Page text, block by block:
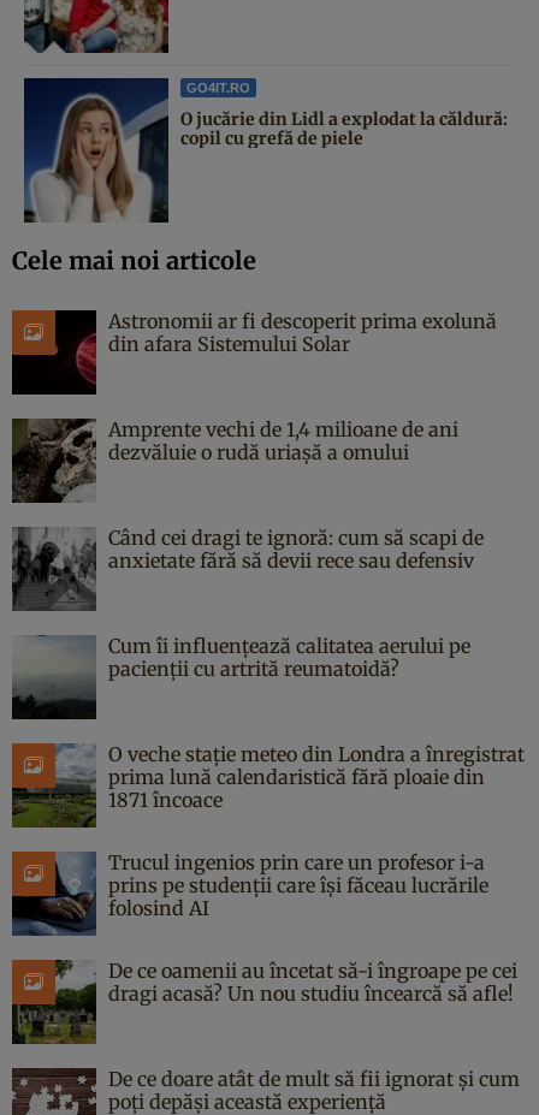
GO4IT.RO
O jucărie din Lidl a explodat la căldură:
copil cu grefă de piele
Cele mai noi articole
Astronomii ar fi descoperit prima exolună
din afara Sistemului Solar
Amprente vechi de 1,4 milioane de ani
dezvăluie o rudă uriașă a omului
Când cei dragi te ignoră: cum să scapi de
anxietate fără să devii rece sau defensiv
Cum îi influențează calitatea aerului pe
pacienții cu artrită reumatoidă?
O veche stație meteo din Londra a înregistrat
prima lună calendaristică fără ploaie din
1871 încoace
Trucul ingenios prin care un profesor i-a
prins pe studenții care își făceau lucrările
folosind AI
De ce oamenii au încetat să-i îngroape pe cei
dragi acasă? Un nou studiu încearcă să afle!
De ce doare atât de mult să fii ignorat și cum
poți depăși această experiență